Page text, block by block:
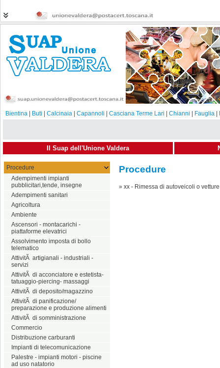
Bientina Buti Calcinaia Capannoli Casciana Terme Lari Chianni Fauglia
Il Suap dell'Unione Valdera
Procedure
Adempimenti impianti
pubblicitari,tende, insegne
Adempimenti sanitari
Agricoltura
Ambiente
Ascensori - montacarichi -
piattaforme elevatrici
Assolvimento imposta di bollo
telematico
AttivitÃ artigianali - industriali -
servizi
AttivitÃ di acconciatore e estetista-
tatuaggio-piercing- massaggi
AttivitÃ di deposito/magazzino
AttivitÃ di panificazione/
preparazione e produzione alimenti
AttivitÃ di somministrazione
Commercio
Distribuzione carburanti
Impianti di telecomunicazione
Palestre - impianti motori - piscine
ad uso natatorio
Procedure
» xx - Rimessa di autoveicoli o